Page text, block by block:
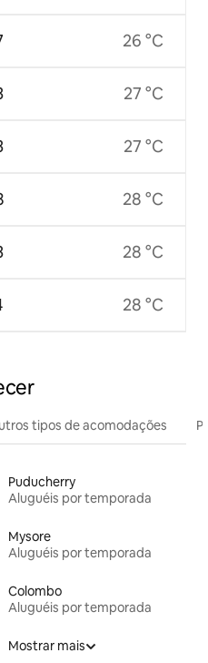
26 °C
27 °C
27 °C
28 °C
28 °C
28 °C
tipos de acomodações
Puducherry
Aluguéis por temporada
Mysore
Aluguéis por temporada
Colombo
Aluguéis por temporada
Mostrar mais